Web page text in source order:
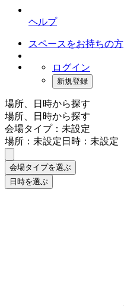
ヘルプ
スペースをお持ちの方
ログイン
新規登録
場所、日時から探す
場所、日時から探す
会場タイプ：未設定
場所：未設定日時：未設定
会場タイプを選ぶ
日時を選ぶ